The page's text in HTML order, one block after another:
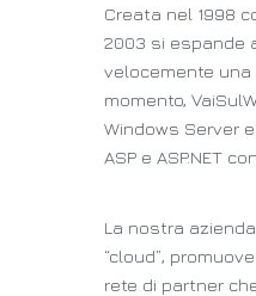
Creata nel 1998
2003 si espande
velocemente una
momento,
Windows Server
ASP e ASP.NET
La nostra
“cloud”,
rete di partner